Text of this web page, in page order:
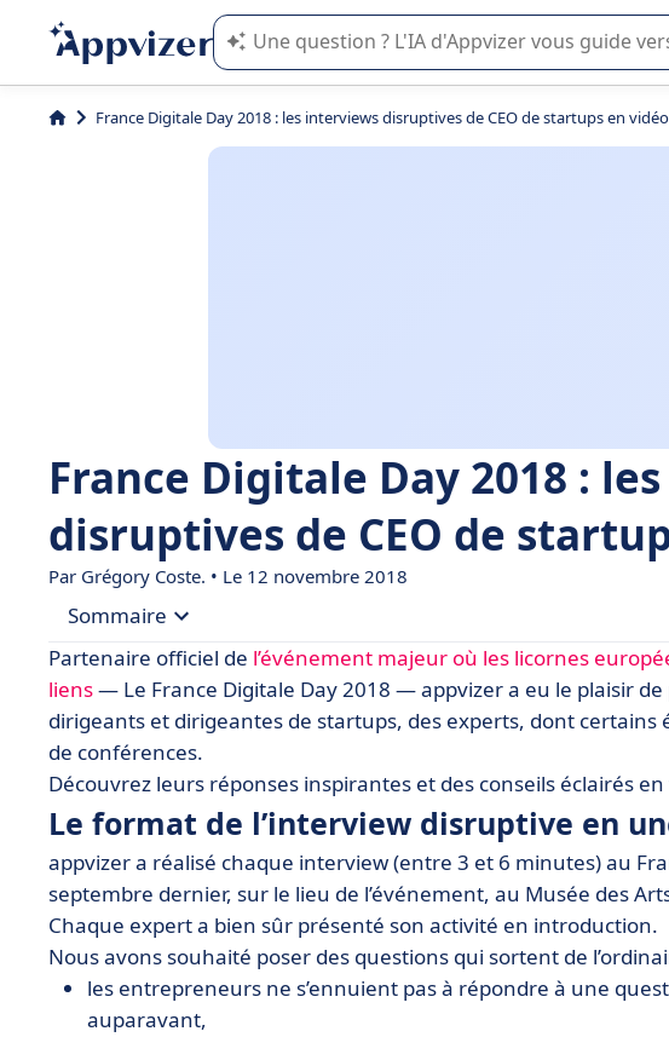
L'IA de Appvizer vous guide dans l'utilisation ou la
France Digitale Day 2018 : les interviews disruptives de CEO de startups en vidéo
France Digitale Day 2018 :
disruptives de CEO de
Par Grégory Coste. • Le 12 novembre 2018
Sommaire
• Le format de l’interview disruptive en une vidéo courte
• L’interview disruptive de Céline Lazorthes, CEO, Mangopay
• L’interview disruptive de Nicolas Bustamante, CEO,
• L’interview disruptive de Jasmine Anteunis, Co-fondatrice,
• L’interview disruptive d’Arnaud Pigueller, Co-fondateur,
• L’interview disruptive de Sarah-Diane Eck, CEO, Sandblock
• L’interview disruptive de Lara Rouyrès Fondatrice,
• L’interview disruptive d’Emmanuel Straschnov, Fondateur,
• L’interview disruptive de Lilia Coll, Directrice AIE, Capgemini
Partenaire officiel de l’événement majeur où les licornes
liens— Le France Digitale Day 2018 — appvizer a eu le plaisir
dirigeants et dirigeantes de startups, des experts, dont
de conférences.
Découvrez leurs réponses inspirantes et des conseils éclairés en
Le format de l’interview disruptive en
appvizer a réalisé chaque interview (entre 3 et 6 minutes) au
septembre dernier, sur le lieu de l’événement, au Musée des
Chaque expert a bien sûr présenté son activité en introduction.
Nous avons souhaité poser des questions qui sortent de
les entrepreneurs ne s’ennuient pas à répondre à une
auparavant,